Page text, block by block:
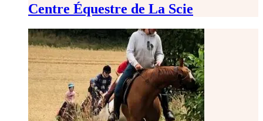
Centre Équestre de La Scie